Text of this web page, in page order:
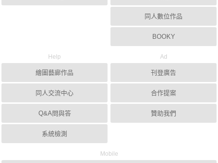
同人數位作品
BOOKY
Help
繪圖藝廊作品
同人交流中心
Q&A問與答
系統檢測
Ad
刊登廣告
合作提案
贊助我們
Mobile